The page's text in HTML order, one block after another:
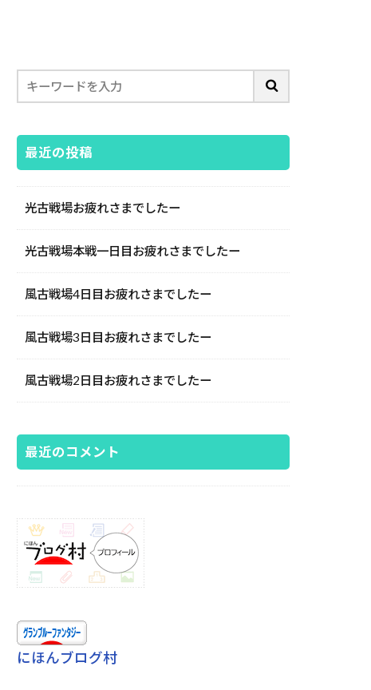
最近の投稿
光古戦場お疲れさまでしたー
光古戦場本戦一日目お疲れさまでしたー
風古戦場4日目お疲れさまでしたー
風古戦場3日目お疲れさまでしたー
風古戦場2日目お疲れさまでしたー
最近のコメント
にほんブログ村